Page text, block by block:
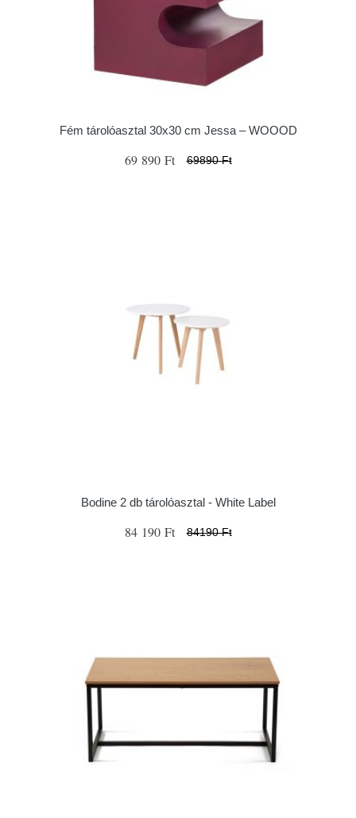
Fém tárolóasztal 30x30 cm Jessa – WOOOD
69 890 Ft 69890 Ft
Bodine 2 db tárolóasztal - White Label
84 190 Ft 84190 Ft